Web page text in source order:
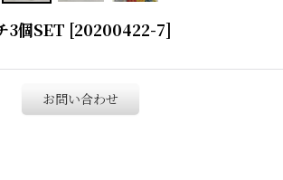
3個SET [20200422-7]
お問い合わせ